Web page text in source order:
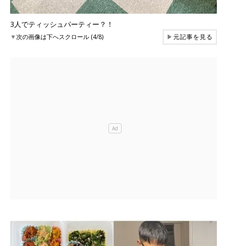
3人でティッシュパーティー？！
▼次の画像は下へスクロール (4/8) ▶元記事を見る